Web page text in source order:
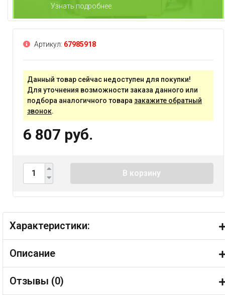
Узнать подробнее.
Артикул: 67985918
Данный товар сейчас недоступен для покупки!
Для уточнения возможности заказа данного или
подбора аналогичного товара закажите обратный
звонок.
6 807 руб.
В корзину
Характеристики:
Описание
Отзывы (0)